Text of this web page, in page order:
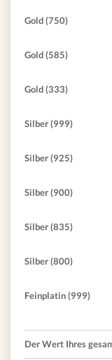
Gold (750)
Gold (585)
Gold (333)
Silber (999)
Silber (925)
Silber (900)
Silber (835)
Silber (800)
Feinplatin (999)
Der Wert Ihres